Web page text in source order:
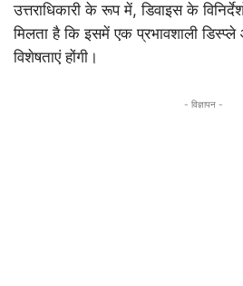
उत्तराधिकारी के रूप में, डिवाइस के
मिलता है कि इसमें एक प्रभावशाली
विशेषताएं होंगी।
- विज्ञापन -